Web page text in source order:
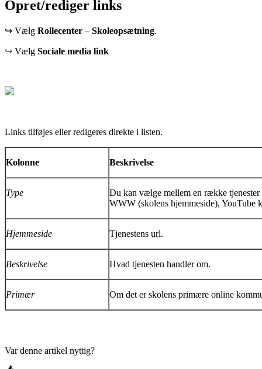
Opret/rediger links
↪ Vælg Rollecenter – Skoleopsætning.
↪ Vælg Sociale media link
Links tilføjes eller redigeres direkte i listen.
Kolonne Beskrivelse
Type
Du kan vælge mellem en række tjenester
WWW (skolens hjemmeside), YouTube
Hjemmeside Tjenestens url.
Beskrivelse Hvad tjenesten handler om.
Primær Om det er skolens primære online
Var denne artikel nyttig?